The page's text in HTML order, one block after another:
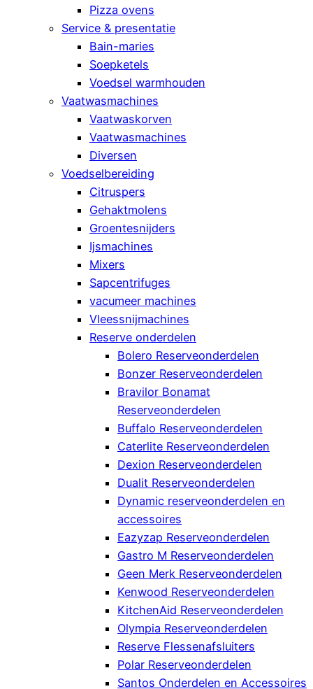
Pizza ovens
Service & presentatie
Bain-maries
Soepketels
Voedsel warmhouden
Vaatwasmachines
Vaatwaskorven
Vaatwasmachines
Diversen
Voedselbereiding
Citruspers
Gehaktmolens
Groentesnijders
Ijsmachines
Mixers
Sapcentrifuges
vacumeer machines
Vleessnijmachines
Reserve onderdelen
Bolero Reserveonderdelen
Bonzer Reserveonderdelen
Bravilor Bonamat
Reserveonderdelen
Buffalo Reserveonderdelen
Caterlite Reserveonderdelen
Dexion Reserveonderdelen
Dualit Reserveonderdelen
Dynamic reserveonderdelen en
accessoires
Eazyzap Reserveonderdelen
Gastro M Reserveonderdelen
Geen Merk Reserveonderdelen
Kenwood Reserveonderdelen
KitchenAid Reserveonderdelen
Olympia Reserveonderdelen
Reserve Flessenafsluiters
Polar Reserveonderdelen
Santos Onderdelen en Accessoires